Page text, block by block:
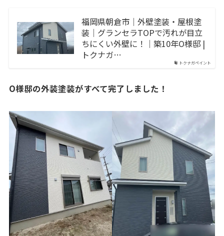
トクナガペイント
福岡県朝倉市｜外壁塗装・屋根塗
装｜グランセラTOPで汚れが目立
ちにくい外壁に！｜築10年O様邸 |
トクナガ…
O様邸の外装塗装がすべて完了しました！